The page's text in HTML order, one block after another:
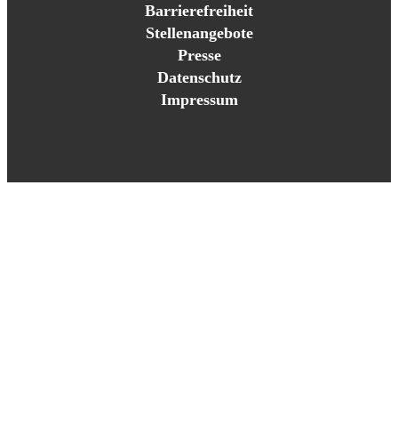
Barrierefreiheit
Stellenangebote
Presse
Datenschutz
Impressum